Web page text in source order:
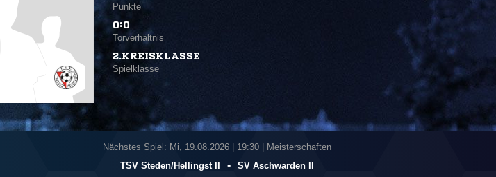
Punkte
0:0
Torverhältnis
2.KREISKLASSE
Spielklasse
Nächstes Spiel: Mi, 19.08.2026| 19:30 | Meisterschaften
TSV Steden/​Hellingst II
- SV Aschwarden II